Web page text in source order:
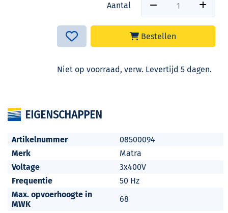
Aantal
Bestellen
Niet op voorraad, verw. Levertijd 5 dagen.
EIGENSCHAPPEN
Artikelnummer
08500094
Merk
Matra
Voltage
3x400V
Frequentie
50 Hz
Max. opvoerhoogte in
MWK
68